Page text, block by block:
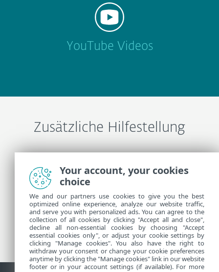
YouTube Videos
Zusätzliche Hilfestellung
ESET-Support kontaktieren
Weitere Informationen
Support-News
Kundenhinweisen
Your account, your cookies
choice
We and our partners use cookies to give you the best
optimized online experience, analyze our website traffic,
and serve you with personalized ads. You can agree to the
collection of all cookies by clicking "Accept all and close",
decline all non-essential cookies by choosing "Accept
essential cookies only", or adjust your cookie settings by
clicking "Manage cookies". You also have the right to
withdraw your consent or change your cookie preferences
anytime by clicking the "Manage cookies" link in our website
footer or in your account settings (if available). For more